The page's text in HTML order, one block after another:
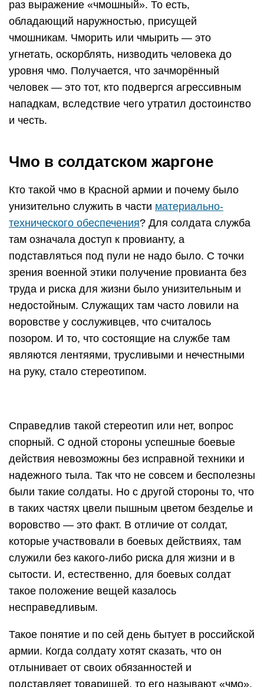
раз выражение «чмошный». То есть,
обладающий наружностью, присущей
чмошникам. Чморить или чмырить — это
угнетать, оскорблять, низводить человека до
уровня чмо. Получается, что зачморённый
человек — это тот, кто подвергся агрессивным
нападкам, вследствие чего утратил достоинство
и честь.
Чмо в солдатском жаргоне
Кто такой чмо в Красной армии и почему было
унизительно служить в части материально-
технического обеспечения? Для солдата служба
там означала доступ к провианту, а
подставляться под пули не надо было. С точки
зрения военной этики получение провианта без
труда и риска для жизни было унизительным и
недостойным. Служащих там часто ловили на
воровстве у сослуживцев, что считалось
позором. И то, что состоящие на службе там
являются лентяями, трусливыми и нечестными
на руку, стало стереотипом.
Справедлив такой стереотип или нет, вопрос
спорный. С одной стороны успешные боевые
действия невозможны без исправной техники и
надежного тыла. Так что не совсем и бесполезны
были такие солдаты. Но с другой стороны то, что
в таких частях цвели пышным цветом безделье и
воровство — это факт. В отличие от солдат,
которые участвовали в боевых действиях, там
служили без какого-либо риска для жизни и в
сытости. И, естественно, для боевых солдат
такое положение вещей казалось
несправедливым.
Такое понятие и по сей день бытует в российской
армии. Когда солдату хотят сказать, что он
отлынивает от своих обязанностей и
подставляет товарищей, то его называют «чмо».